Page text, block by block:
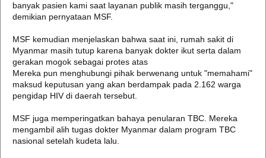
banyak pasien kami saat layanan publik masih terganggu,"
demikian pernyataan MSF.
MSF kemudian menjelaskan bahwa saat ini, rumah sakit di
Myanmar masih tutup karena banyak dokter ikut serta dalam
gerakan mogok sebagai protes atas
Mereka pun menghubungi pihak berwenang untuk "memahami"
maksud keputusan yang akan berdampak pada 2.162 warga
pengidap HIV di daerah tersebut.
MSF juga memperingatkan bahaya penularan TBC. Mereka
mengambil alih tugas dokter Myanmar dalam program TBC
nasional setelah kudeta lalu.